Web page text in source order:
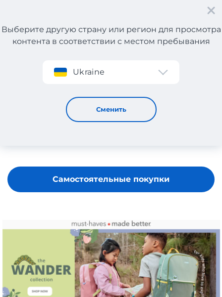
Регистрация
Выберите другую страну или регион для просмотра
контента в соответствии с местом пребывания
Ukraine
Сменить
Skip Hop
Самостоятельные покупки